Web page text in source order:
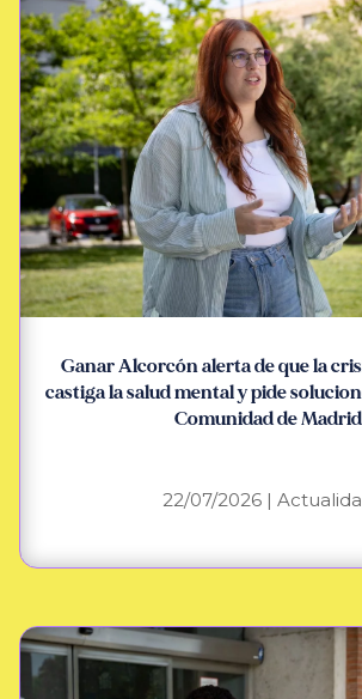
Ganar Alcorcón alerta de que la
castiga la salud mental y pide
Comunidad de Madrid
22/07/2026|